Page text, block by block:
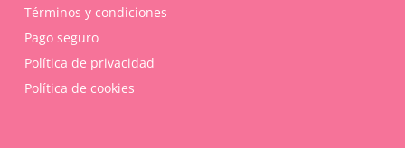
Términos y condiciones
Pago seguro
Política de privacidad
Política de cookies